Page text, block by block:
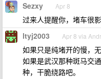
Sezxy Apr 8
过来人提醒你，堵车很
ltyj2003 Apr 8 via
如果只是纯堵开的慢，
如果是武汉那种斑马交
种，干脆绕路吧。